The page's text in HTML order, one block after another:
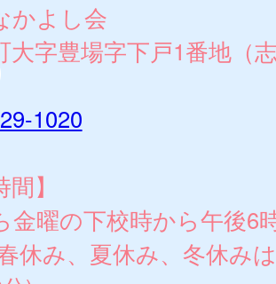
かよし会
字豊場字下戸1番地（
1020
間】
金曜の下校時から午後6
休み、夏休み、冬休み